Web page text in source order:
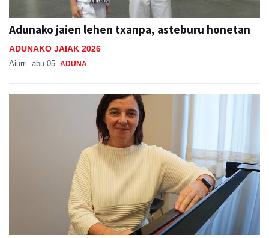
Adunako jaien lehen txanpa, asteburu honetan
ADUNAKO JAIAK 2026
Aiurri abu 05 ADUNA